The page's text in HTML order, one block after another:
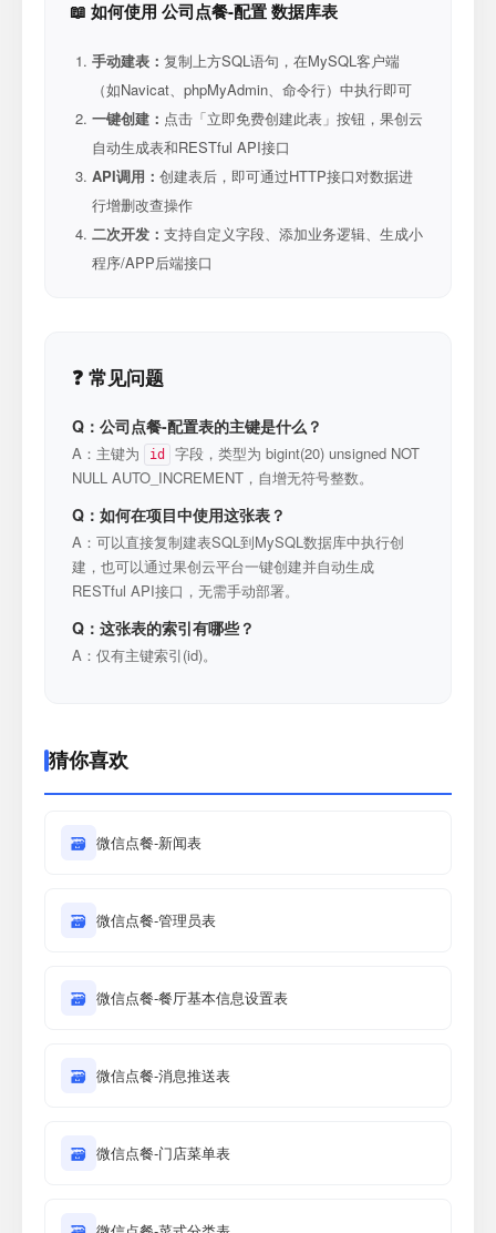
📖 如何使用 公司点餐-配置 数据库表
手动建表： 复制上方SQL语句，在MySQL客户端
（如Navicat、phpMyAdmin、命令行）中执行即可
一键创建： 点击「立即免费创建此表」按钮，果创云
自动生成表和RESTful API接口
API调用： 创建表后，即可通过HTTP接口对数据进
行增删改查操作
二次开发： 支持自定义字段、添加业务逻辑、生成小
程序/APP后端接口
❓ 常见问题
Q：公司点餐-配置表的主键是什么？
A：主键为 id
字段，类型为 bigint(20) unsigned NOT
NULL AUTO_INCREMENT，自增无符号整数。
Q：如何在项目中使用这张表？
A：可以直接复制建表SQL到MySQL数据库中执行创
建，也可以通过果创云平台一键创建并自动生成
RESTful API接口，无需手动部署。
Q：这张表的索引有哪些？
A：仅有主键索引(id)。
猜你喜欢
🗃 微信点餐-新闻表
🗃 微信点餐-管理员表
🗃 微信点餐-餐厅基本信息设置表
🗃 微信点餐-消息推送表
🗃 微信点餐-门店菜单表